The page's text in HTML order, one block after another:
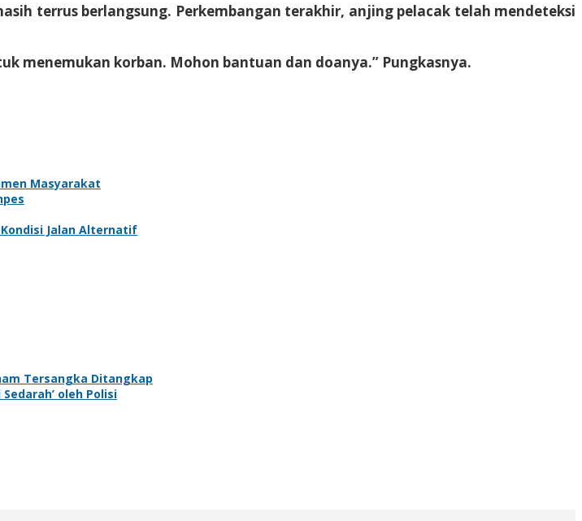
terrus berlangsung. Perkembangan terakhir, anjing pelacak telah mendeteksi
menemukan korban. Mohon bantuan dan doanya.” Pungkasnya.
Masyarakat
Jalan Alternatif
Tersangka Ditangkap
oleh Polisi